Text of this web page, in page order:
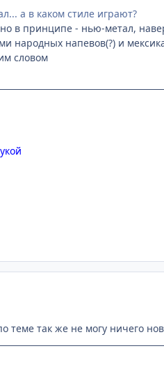
а в каком стиле играют?
в принципе - нью-метал,
народных напевов(?) и
словом
так же не могу ничего